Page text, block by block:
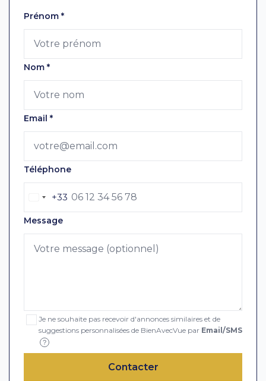
Laissez ce champ vide
Prénom *
Nom *
Email *
Téléphone
+33
Message
Je ne souhaite pas recevoir d'annonces similaires et de
suggestions personnalisées de BienAvecVue par Email/SMS
?
Contacter